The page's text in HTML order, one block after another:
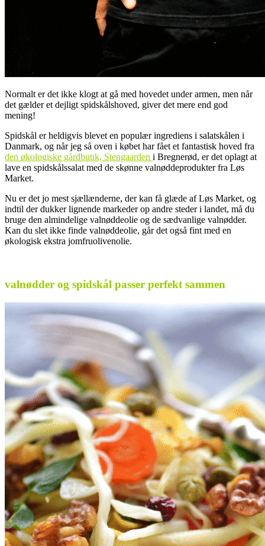
Normalt er det ikke klogt at gå med hovedet under armen, men når
det gælder et dejligt spidskålshoved, giver det mere end god
mening!
Spidskål er heldigvis blevet en populær ingrediens i salatskålen i
Danmark, og når jeg så oven i købet har fået et fantastisk hoved fra
den økologiske gårdbutik, Stengaarden i Bregnerød, er det oplagt at
lave en spidskålssalat med de skønne valnøddeprodukter fra Løs
Market.
Nu er det jo mest sjællænderne, der kan få glæde af Løs Market, og
indtil der dukker lignende markeder op andre steder i landet, må du
bruge den almindelige valnøddeolie og de sædvanlige valnødder.
Kan du slet ikke finde valnøddeolie, går det også fint med en
økologisk ekstra jomfruolivenolie.
valnødder og spidskål passer perfekt sammen